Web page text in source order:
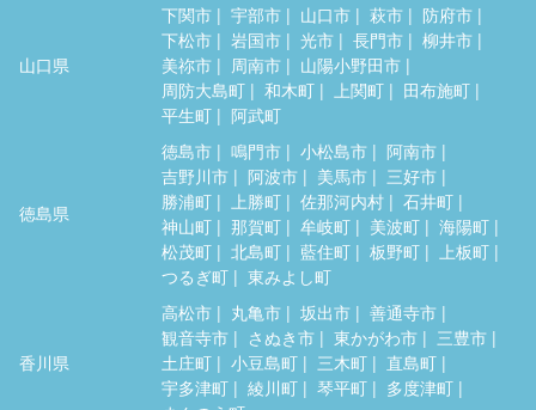
山口県
下関市 宇部市 山口市 萩市
防府市
下松市
岩国市 光市 長門市
柳井市
美祢市
周南市
山陽小野田市
周防大島町
和木町 上関町
田布施町
平生町
阿武町
徳島県
徳島市 鳴門市 小松島市
阿南市
吉野川市
阿波市 美馬市
三好市
勝浦町
上勝町 佐那河内村
石井町
神山町
那賀町 牟岐町 美波町
海陽町
松茂町
北島町 藍住町 板野町
上板町
つるぎ町
東みよし町
香川県
高松市 丸亀市 坂出市
善通寺市
観音寺市
さぬき市 東かがわ市
三豊市
土庄町
小豆島町 三木町
直島町
宇多津町
綾川町 琴平町
多度津町